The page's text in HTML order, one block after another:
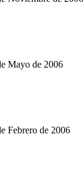
Mayo de 2006
Febrero de 2006